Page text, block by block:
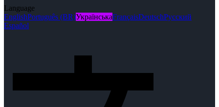
Language
EnglishPortuguês (BR)УкраїнськаFrançaisDeutschРусский
Español